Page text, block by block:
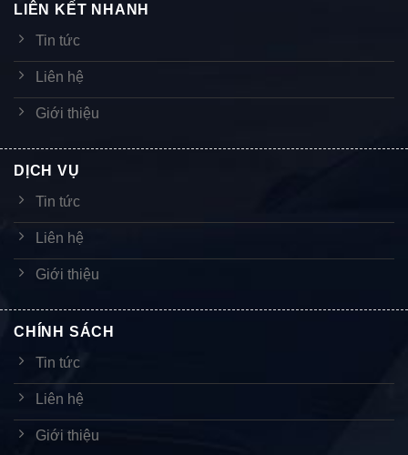
LIÊN KẾT NHANH
Tin tức
Liên hệ
Giới thiệu
DỊCH VỤ
Tin tức
Liên hệ
Giới thiệu
CHÍNH SÁCH
Tin tức
Liên hệ
Giới thiệu